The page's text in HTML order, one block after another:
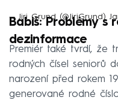
— Jiri Grund (@JiriGrund)
Babiš: Problémy s
dezinformace
Premiér také tvrdí, že
rodných čísel seniorů
narození před rokem
generované rodné